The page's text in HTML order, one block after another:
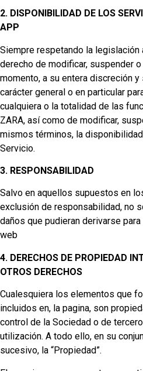
2. DISPONIBILIDAD DE LOS
APP
Siempre respetando la
derecho de modificar, suspender
momento, a su entera discreción
carácter general o en particular
cualquiera o la totalidad de las
ZARA, así como de modificar,
mismos términos, la
Servicio.
3. RESPONSABILIDAD
Salvo en aquellos supuestos en
exclusión de responsabilidad, no
daños que pudieran derivarse
web
4. DERECHOS DE PROPIEDAD
OTROS DERECHOS
Cualesquiera los elementos que
incluidos en, la pagina, son
control de la Sociedad o de
utilización. A todo ello, en su
sucesivo, la “Propiedad”.